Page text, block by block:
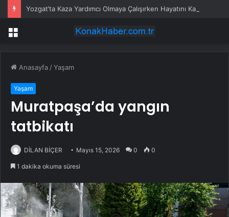
Menü
Anasayfa /Yaşam
Yaşam
Muratpaşa’da yangın
tatbikatı
DİLAN BİÇER Mayıs 15, 2026 0 0
1 dakika okuma süresi